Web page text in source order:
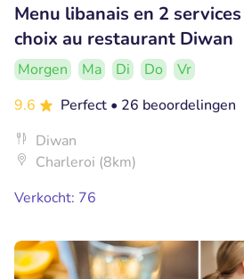
Menu libanais en 2
choix au restaurant Diwan
Morgen Ma Di Do
Vr
9.6
Perfect • 26 beoordelingen
Diwan
Charleroi (8km)
Verkocht: 76